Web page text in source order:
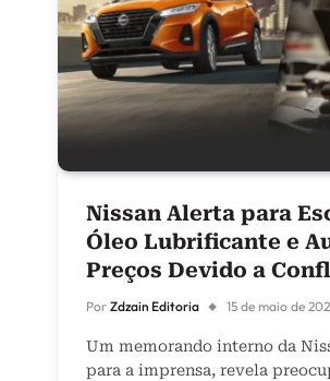
Nissan Alerta para
Óleo Lubrificante e
Preços Devido a
Por Zdzain Editoria 15 de maio de
Um memorando interno da
para a imprensa, revela